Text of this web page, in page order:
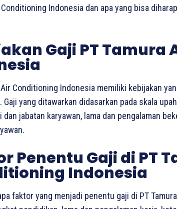
Indonesia dan apa yang bisa
Gaji PT Tamura
Air Conditioning Indonesia memiliki kebijakan
Gaji yang ditawarkan didasarkan pada skala
dan jabatan karyawan, lama dan pengalaman
Penentu Gaji di PT
Indonesia
faktor yang menjadi penentu gaji di PT